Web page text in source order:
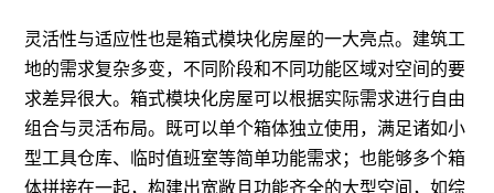
灵活性与适应性也是箱式模块化房屋的一大亮点。建筑工
地的需求复杂多变，不同阶段和不同功能区域对空间的要
求差异很大。箱式模块化房屋可以根据实际需求进行自由
组合与灵活布局。既可以单个箱体独立使用，满足诸如小
型工具仓库、临时值班室等简单功能需求；也能够多个箱
体拼接在一起，构建出宽敞且功能齐全的大型空间，如综